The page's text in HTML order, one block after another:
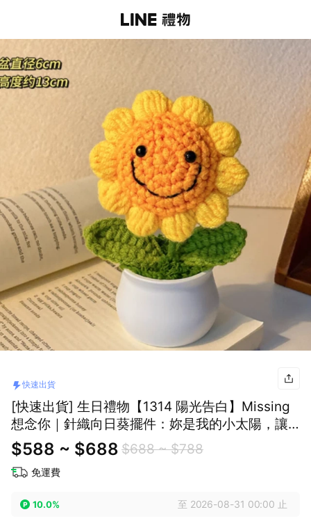
快速出貨
[快速出貨] 生日禮物【1314 陽光告白】Missing
想念你｜針織向日葵擺件：妳是我的小太陽，讓
溫暖充滿每個角落
$588 ~ $688 $688 ~ $788
免運費
10.0% 至 2026-08-31 00:00 止